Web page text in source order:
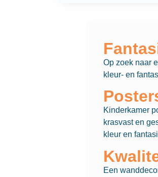
Op zoek naar
kleur- en
Kinderkamer
krasvast en
kleur en
Een